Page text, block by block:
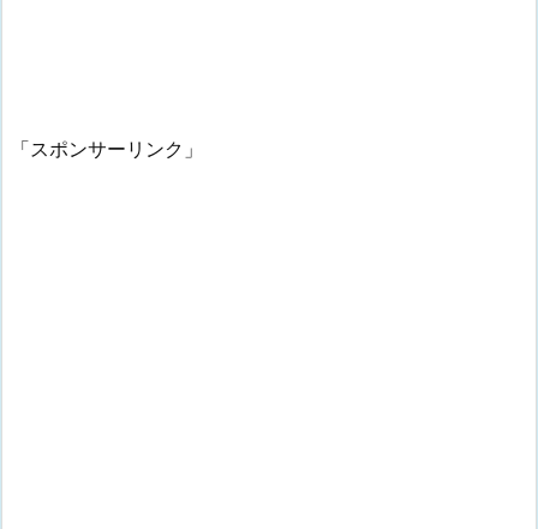
「スポンサーリンク」